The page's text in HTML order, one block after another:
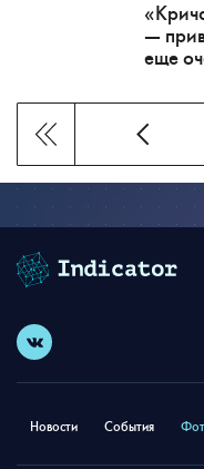
—
еще
Новости События